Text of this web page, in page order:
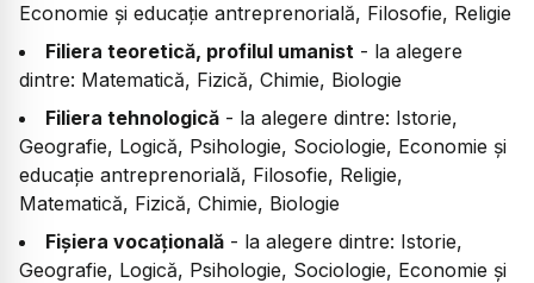
Economie și educație antreprenorială, Filosofie, Religie
Filiera teoretică, profilul umanist - la alegere
dintre: Matematică, Fizică, Chimie, Biologie
Filiera tehnologică - la alegere dintre: Istorie,
Geografie, Logică, Psihologie, Sociologie, Economie și
educație antreprenorială, Filosofie, Religie,
Matematică, Fizică, Chimie, Biologie
Fișiera vocațională - la alegere dintre: Istorie,
Geografie, Logică, Psihologie, Sociologie, Economie și